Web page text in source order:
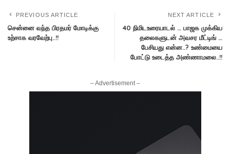
PREVIOUS ARTICLE
சென்னை வந்த பிரதமர் மோடிக்கு
உற்சாக வரவேற்பு..!!
NEXT ARTICLE
40 நிமிடஉரையாடல் … பாஜக முக்கிய
தலைகளுடன் அவசர மீட்டிங் …
பேசியது என்ன..? உண்மையை
போட்டு உடைத்த அண்ணாமலை..!!
– Advertisement –